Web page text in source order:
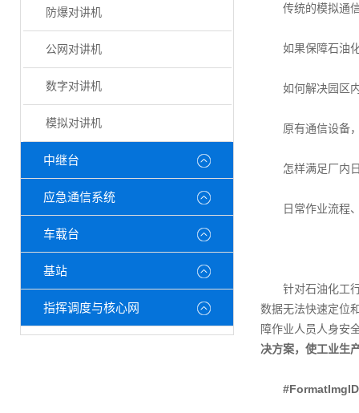
防爆对讲机
公网对讲机
数字对讲机
模拟对讲机
中继台
应急通信系统
车载台
基站
指挥调度与核心网
传统的模拟通信
如果保障石油化
如何解决园区内
原有通信设备，
怎样满足厂内日
日常作业流程、
针对石油化工行
数据无法快速定位
障作业人员人身安
决方案，使工业生